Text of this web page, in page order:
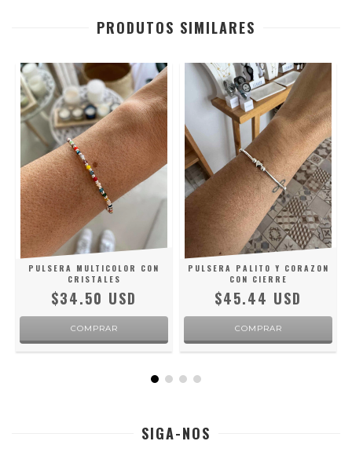
PRODUTOS SIMILARES
PULSERA MULTICOLOR CON
CRISTALES
$34.50 USD
PULSERA PALITO Y CORAZON
CON CIERRE
$45.44 USD
SIGA-NOS